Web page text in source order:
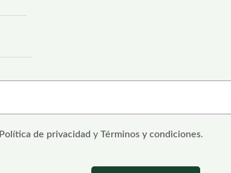
Política de privacidad y Términos y condiciones.